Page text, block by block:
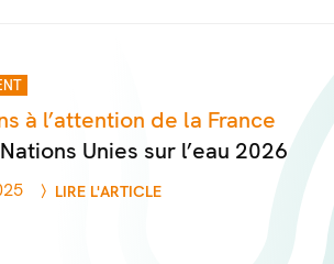
à l’attention de la France
Unies sur l’eau 2026
LIRE L'ARTICLE